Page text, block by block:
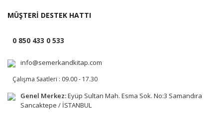
MÜŞTERİ DESTEK HATTI
0 850 433 0 533
info@semerkandkitap.com
Çalışma Saatleri : 09.00 - 17.30
Genel Merkez:Eyüp Sultan Mah. Esma Sok. No:3 Samandıra
Sancaktepe / İSTANBUL